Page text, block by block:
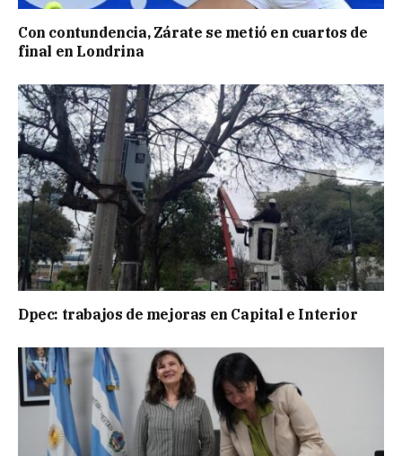
Con contundencia, Zárate se metió en cuartos de
final en Londrina
Dpec: trabajos de mejoras en Capital e Interior